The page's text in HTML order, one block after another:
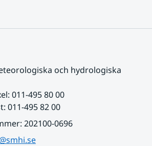
och hydrologiska
011-495 80 00
011-495 82 00
202100-0696